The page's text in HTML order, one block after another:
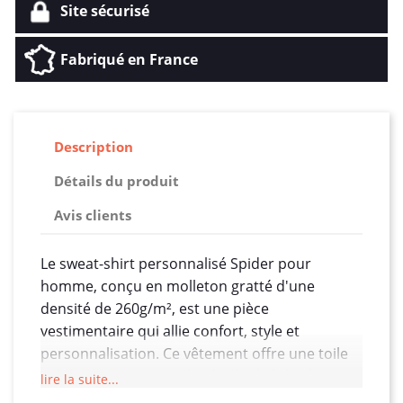
Site sécurisé
Fabriqué en France
Description
Détails du produit
Avis clients
Le sweat-shirt personnalisé Spider pour
homme, conçu en molleton gratté d'une
densité de 260g/m², est une pièce
vestimentaire qui allie confort, style et
personnalisation. Ce vêtement offre une toile
idéale pour exprimer l'individualité de chaque
lire la suite...